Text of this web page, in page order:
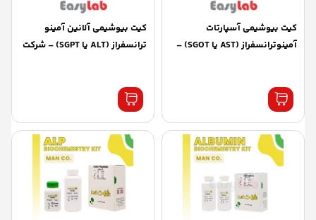
کیت بیوشیمی آسپارتات
آمینوترانسفراز (AST یا SGOT) –
کیت بیوشیمی آلانین آمینو
ترانسفراز (ALT یا SGPT) – شرکت